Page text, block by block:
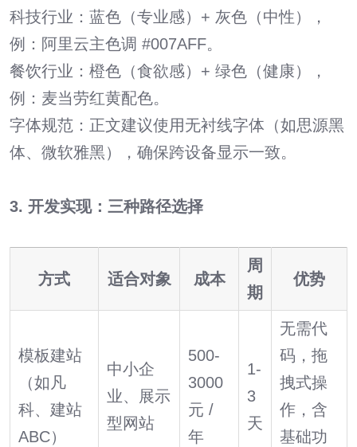
科技行业：蓝色（专业感）+ 灰色（中性），
例：阿里云主色调 #007AFF。
餐饮行业：橙色（食欲感）+ 绿色（健康），
例：麦当劳红黄配色。
字体规范：正文建议使用无衬线字体（如思源黑
体、微软雅黑），确保跨设备显示一致。
3. 开发实现：三种路径选择
方式 适合对象 成本
周
期
优势
模板建站
（如凡
科、建站
ABC）
中小企
业、展示
型网站
500-
3000
元 /
年
1-
3
天
无需代
码，拖
拽式操
作，含
基础功